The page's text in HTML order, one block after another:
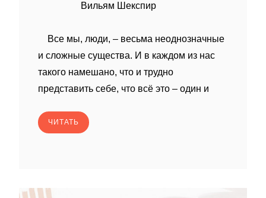
Вильям Шекспир
Все мы, люди, – весьма неоднозначные
и сложные существа. И в каждом из нас
такого намешано, что и трудно
представить себе, что всё это – один и
ЧИТАТЬ